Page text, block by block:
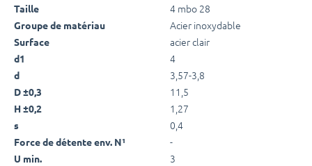
Taille 4 mbo 28
Groupe de matériau Acier inoxydable
Surface acier clair
d1 4
d 3,57-3,8
D ±0,3 11,5
H ±0,2 1,27
s 0,4
Force de détente env. N¹ -
U min. 3